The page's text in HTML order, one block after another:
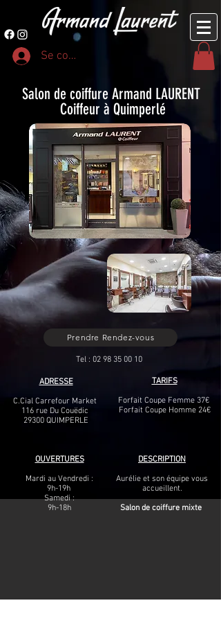
Se connecter
Prendre Rendez-vous
Tel : 02 98 35 00 10
ADRESSE
C.Cial Carrefour Market
116 rue Du Couëdic
29300 QUIMPERLE
TARIFS
Forfait Coupe Femme 37€
Forfait Coupe Homme 24€
DESCRIPTION
Aurélie et son équipe vous
accueillent.
Salon de coiffure mixte
OUVERTURES
Mardi au Vendredi :
9h-19h
Samedi :
9h-18h
Salon de coiffure Armand LAURENT
Coiffeur à Quimperlé